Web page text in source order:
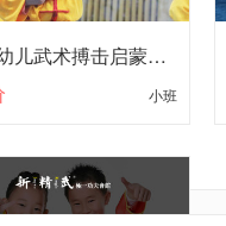
4-7岁幼儿武术搏击启蒙课程
小班